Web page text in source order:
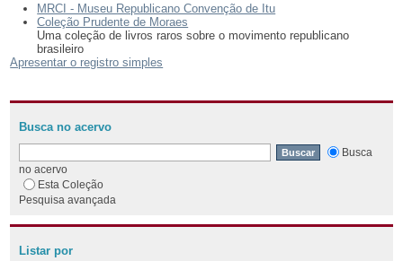
MRCI - Museu Republicano Convenção de Itu
Coleção Prudente de Moraes
Uma coleção de livros raros sobre o movimento republicano
brasileiro
Apresentar o registro simples
Busca no acervo
Busca
no acervo
Esta Coleção
Pesquisa avançada
Listar por